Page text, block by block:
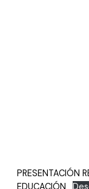
PRESENTACIÓN
EDUCACIÓN